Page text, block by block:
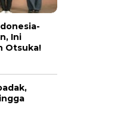
Ini
Otsuka!